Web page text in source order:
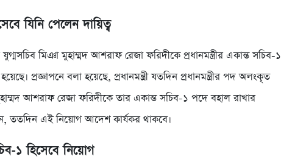
যিনি পেলেন দায়িত্ব
যুগ্মসচিব মিঞা মুহাম্মদ আশরাফ রেজা ফরিদীকে প্রধানমন্ত্রীর একান্ত সচিব-১
প্রজ্ঞাপনে বলা হয়েছে, প্রধানমন্ত্রী যতদিন প্রধানমন্ত্রীর পদ অলংকৃত
আশরাফ রেজা ফরিদীকে তার একান্ত সচিব-১ পদে বহাল রাখার
ততদিন এই নিয়োগ আদেশ কার্যকর থাকবে।
১ হিসেবে নিয়োগ